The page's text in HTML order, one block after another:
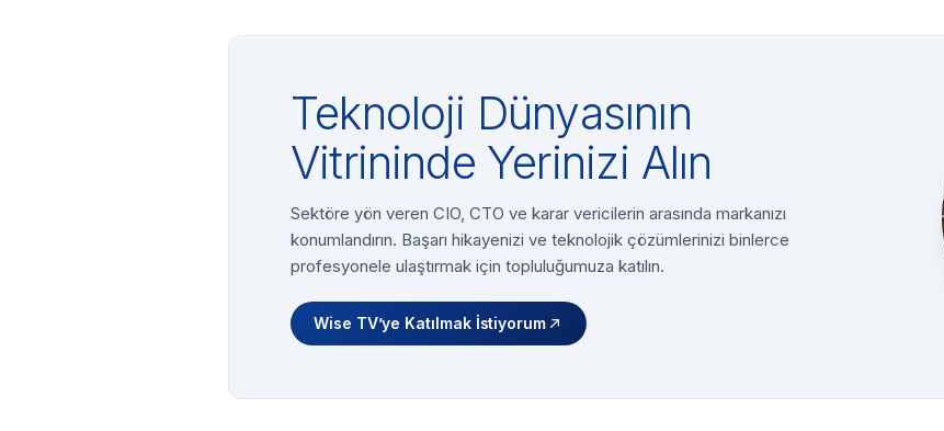
Teknoloji Dünyasının
Vitrininde Yerinizi Alın
Sektöre yön veren CIO, CTO ve karar vericilerin arasında markanızı
konumlandırın. Başarı hikayenizi ve teknolojik çözümlerinizi binlerce
profesyonele ulaştırmak için topluluğumuza katılın.
Wise TV’ye Katılmak İstiyorum